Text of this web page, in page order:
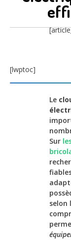
[lwptoc]
Le
Sur
selon